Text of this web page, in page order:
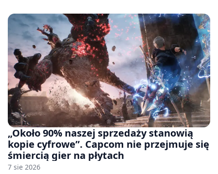
„Około 90% naszej sprzedaży stanowią
kopie cyfrowe”. Capcom nie przejmuje się
śmiercią gier na płytach
7 sie 2026